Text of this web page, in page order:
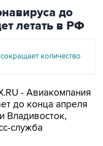
до
летать в РФ
количество
- Авиакомпания
до конца апреля
Владивосток,
служба